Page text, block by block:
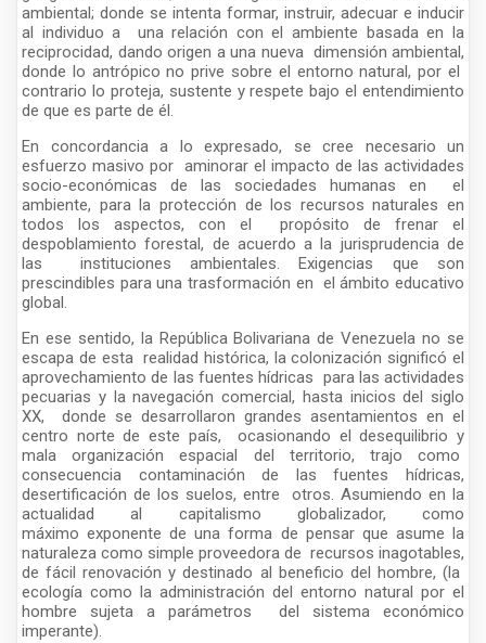
ambiental; donde se intenta formar, instruir, adecuar e inducir
al individuo a una relación con el ambiente basada en la
reciprocidad, dando origen a una nueva dimensión ambiental,
donde lo antrópico no prive sobre el entorno natural, por el
contrario lo proteja, sustente y respete bajo el entendimiento
de que es parte de él.
En concordancia a lo expresado, se cree necesario un
esfuerzo masivo por aminorar el impacto de las actividades
socio-económicas de las sociedades humanas en el
ambiente, para la protección de los recursos naturales en
todos los aspectos, con el propósito de frenar el
despoblamiento forestal, de acuerdo a la jurisprudencia de
las instituciones ambientales. Exigencias que son
prescindibles para una trasformación en el ámbito educativo
global.
En ese sentido, la República Bolivariana de Venezuela no se
escapa de esta realidad histórica, la colonización significó el
aprovechamiento de las fuentes hídricas para las actividades
pecuarias y la navegación comercial, hasta inicios del siglo
XX, donde se desarrollaron grandes asentamientos en el
centro norte de este país, ocasionando el desequilibrio y
mala organización espacial del territorio, trajo como
consecuencia contaminación de las fuentes hídricas,
desertificación de los suelos, entre otros. Asumiendo en la
actualidad al capitalismo globalizador, como
máximo exponente de una forma de pensar que asume la
naturaleza como simple proveedora de recursos inagotables,
de fácil renovación y destinado al beneficio del hombre, (la
ecología como la administración del entorno natural por el
hombre sujeta a parámetros del sistema económico
imperante).